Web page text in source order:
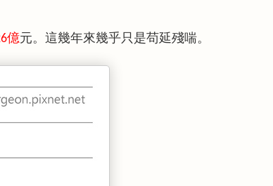
億元。這幾年來幾乎只是苟延殘喘。